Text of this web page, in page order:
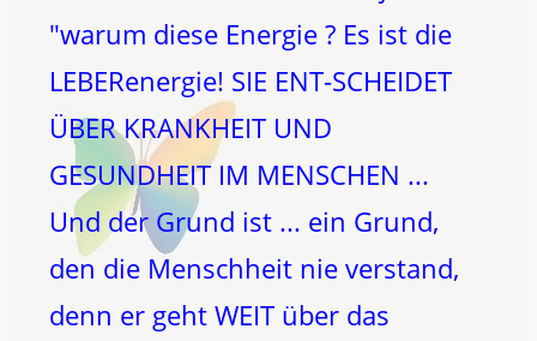
"warum diese Energie ? Es ist die
LEBERenergie! SIE ENT-SCHEIDET
ÜBER KRANKHEIT UND
GESUNDHEIT IM MENSCHEN ...
Und der Grund ist ... ein Grund,
den die Menschheit nie verstand,
denn er geht WEIT über das